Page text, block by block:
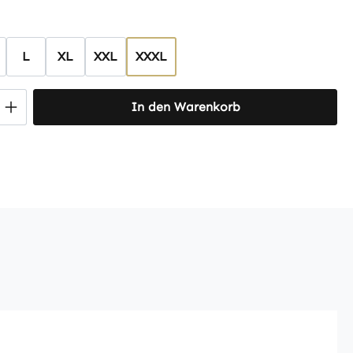
L XL XXL XXXL
Anzahl: Gib den gewünschten Wert
In den Warenkorb